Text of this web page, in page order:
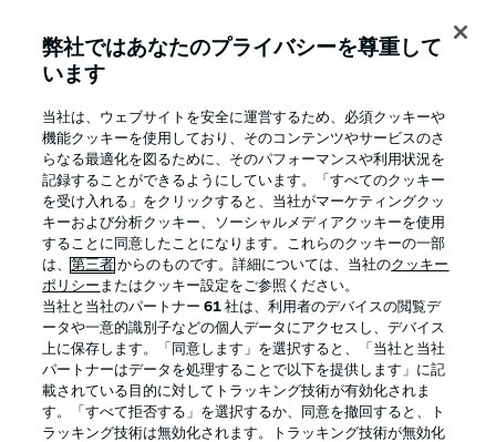
ファンタジー・マネジャー
言語をお選びください
日本語 Display Mode
ログイン
Football as it's meant to be
弊社ではあなたのプライバシーを尊重して
います
当社は、ウェブサイトを安全に運営するため、必須クッキーや
機能クッキーを使用しており、そのコンテンツやサービスのさ
らなる最適化を図るために、そのパフォーマンスや利用状況を
記録することができるようにしています。「すべてのクッキー
を受け入れる」をクリックすると、当社がマーケティングクッ
キーおよび分析クッキー、ソーシャルメディアクッキーを使用
することに同意したことになります。これらのクッキーの一部
は、第三者 からのものです。詳細については、当社のクッキー
ポリシー またはクッキー設定をご参照ください。
当社と当社のパートナー61 社は、利用者のデバイスの閲覧デ
ータや一意的識別子などの個人データにアクセスし、デバイス
上に保存します。「同意します」を選択すると、「当社と当社
パートナーはデータを処理することで以下を提供します」に記
載されている目的に対してトラッキング技術が有効化されま
す。「すべて拒否する」を選択するか、同意を撤回すると、ト
ラッキング技術は無効化されます。トラッキング技術が無効化